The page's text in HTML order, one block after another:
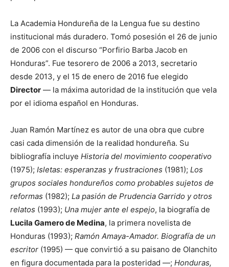
La Academia Hondureña de la Lengua fue su destino
institucional más duradero. Tomó posesión el 26 de junio
de 2006 con el discurso “Porfirio Barba Jacob en
Honduras”. Fue tesorero de 2006 a 2013, secretario
desde 2013, y el 15 de enero de 2016 fue elegido
Director — la máxima autoridad de la institución que vela
por el idioma español en Honduras.
Juan Ramón Martínez es autor de una obra que cubre
casi cada dimensión de la realidad hondureña. Su
bibliografía incluye Historia del movimiento cooperativo
(1975); Isletas: esperanzas y frustraciones (1981); Los
grupos sociales hondureños como probables sujetos de
reformas (1982); La pasión de Prudencia Garrido y otros
relatos (1993); Una mujer ante el espejo, la biografía de
Lucila Gamero de Medina, la primera novelista de
Honduras (1993); Ramón Amaya-Amador. Biografía de un
escritor (1995) — que convirtió a su paisano de Olanchito
en figura documentada para la posteridad —; Honduras,